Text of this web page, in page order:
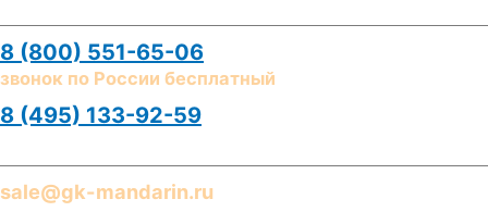
8 (800) 551-65-06
звонок по России бесплатный
8 (495) 133-92-59
sale@gk-mandarin.ru